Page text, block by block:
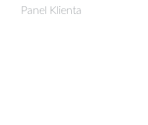
Panel Klienta